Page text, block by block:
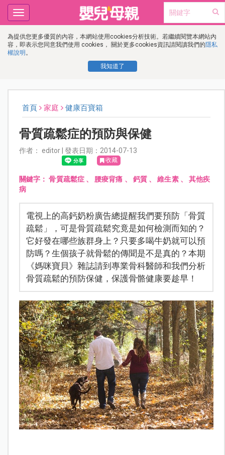
為提供您更多優質的內容，本網站使用cookies分析技術。若繼續閱覽本網站內
容，即表示您同意我們使用 cookies， 關於更多cookies資訊請閱讀我們的隱私
權說明 。
我知道了
Toggle
navigation
首頁 家庭 健康百寶箱
骨質疏鬆症的預防與保健
作者： editor | 發表日期：2014-07-13
收藏
關鍵字：骨質疏鬆症、 腰痠背痛 、 鈣質 、維生素、 其他疾
病
電視上的高鈣奶粉廣告總提醒我們要預防「骨質
疏鬆」，可是骨質疏鬆究竟是如何檢測而知的？
它好發在哪些族群身上？只要多喝牛奶就可以預
防嗎？生個孩子就骨鬆的傳聞是不是真的？本期
《媽咪寶貝》雜誌請到專業骨科醫師和我們分析
骨質疏鬆的預防保健，保護骨骼健康要趁早！